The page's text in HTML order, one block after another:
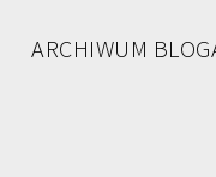
ARCHIWUM